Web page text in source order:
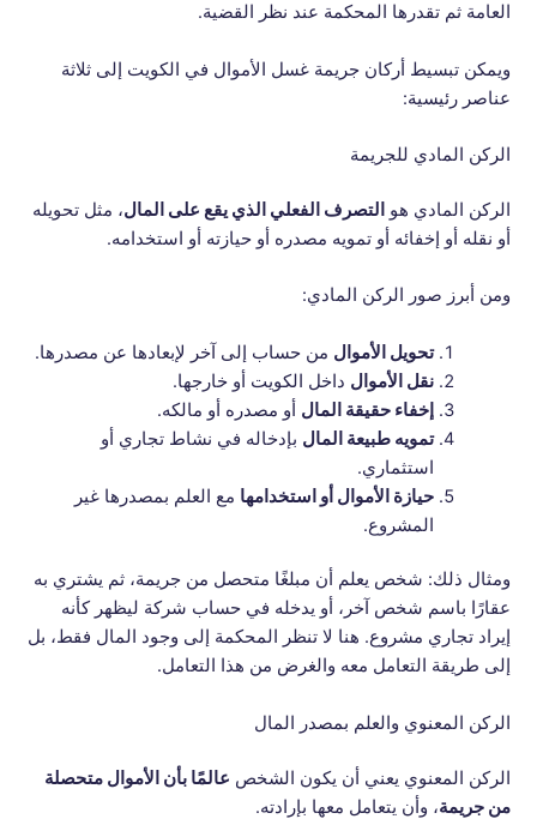
العامة ثم تقدرها المحكمة عند نظر القضية.
ويمكن تبسيط أركان جريمة غسل الأموال في الكويت إلى ثلاثة
عناصر رئيسية:
الركن المادي للجريمة
الركن المادي هو التصرف الفعلي الذي يقع على المال، مثل تحويله
أو نقله أو إخفائه أو تمويه مصدره أو حيازته أو استخدامه.
ومن أبرز صور الركن المادي:
تحويل الأموال من حساب إلى آخر لإبعادها عن مصدرها.
نقل الأموال داخل الكويت أو خارجها.
إخفاء حقيقة المال أو مصدره أو مالكه.
تمويه طبيعة المال بإدخاله في نشاط تجاري أو
استثماري.
حيازة الأموال أو استخدامها مع العلم بمصدرها غير
المشروع.
ومثال ذلك: شخص يعلم أن مبلغًا متحصل من جريمة، ثم يشتري به
عقارًا باسم شخص آخر، أو يدخله في حساب شركة ليظهر كأنه
إيراد تجاري مشروع. هنا لا تنظر المحكمة إلى وجود المال فقط، بل
إلى طريقة التعامل معه والغرض من هذا التعامل.
الركن المعنوي والعلم بمصدر المال
الركن المعنوي يعني أن يكون الشخص عالمًا بأن الأموال متحصلة
من جريمة، وأن يتعامل معها بإرادته.